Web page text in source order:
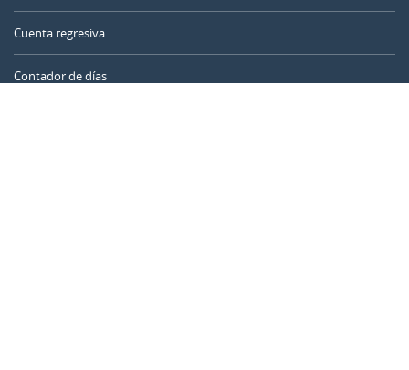
Cuenta regresiva
Contador de días